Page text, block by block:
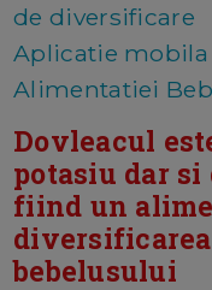
de diversificare
Aplicatie mobila
Alimentatiei
Dovleacul
potasiu dar
fiind un
bebelusului